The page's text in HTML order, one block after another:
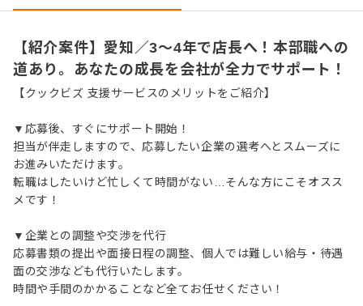
【紹介案件】愛知／3〜4年で店長へ！本部職への
道あり。あなたの成長を会社が全力でサポート！
【クックビズ 支援サービスのメリットをご紹介】
▼応募後、すぐにサポート開始！
担当が伴走しますので、応募したい企業の選考へとスムーズに
お進みいただけます。
転職はしたいけど忙しくて時間がない…そんな方にこそオスス
メです！
▼企業との調整や交渉を代行
応募書類の提出や面接日程の調整、個人では難しい給与・待遇
面の交渉なども代行いたします。
時間や手間のかかることなど全てお任せください！